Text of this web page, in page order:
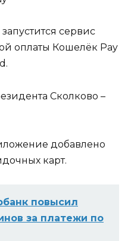
сервис
оплаты Кошелёк Pay
Сколково –
добавлено
карт.
повысил
за платежи по